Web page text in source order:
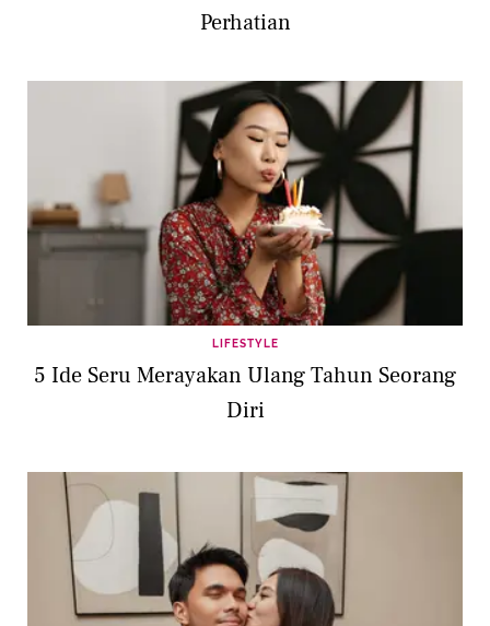
Perhatian
LIFESTYLE
5 Ide Seru Merayakan Ulang Tahun Seorang
Diri